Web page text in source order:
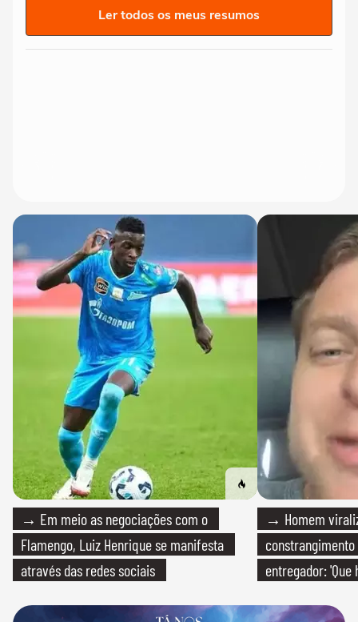
Ler todos os meus resumos
→ Em meio as negociações com o
Flamengo, Luiz Henrique se manifesta
através das redes sociais
→ Homem
entregador: 'Que